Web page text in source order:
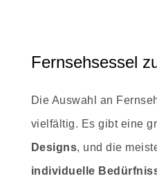
Fernsehsessel
Die Auswahl an
vielfältig. Es gibt eine
Designs, und die
individuelle